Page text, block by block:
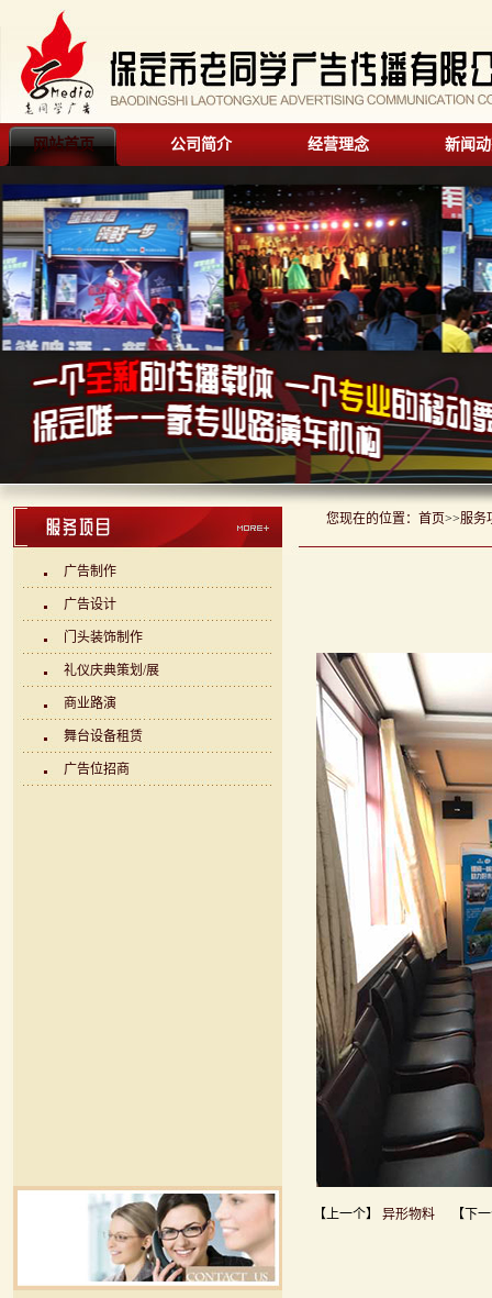
网站首页 公司简介 经营理念 新闻
广告制作
广告设计
门头装饰制作
礼仪庆典策划/展
商业路演
舞台设备租赁
广告位招商
您现在的位置： 首页>>服务
【上一个】 异形物料【下一